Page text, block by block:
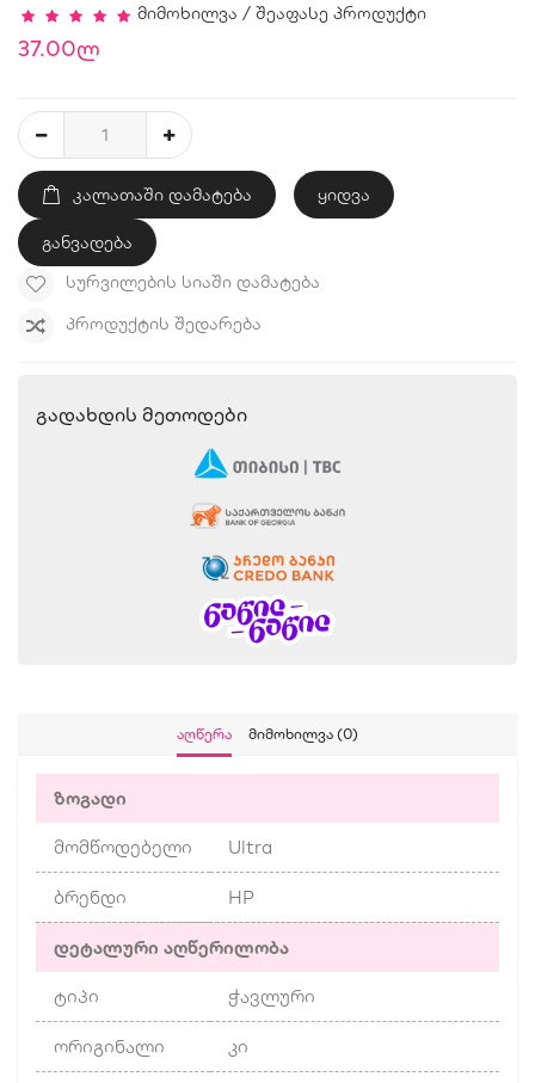
მიმოხილვა / შეაფასე პროდუქტი
37.00ლ
ᲙᲐᲚᲐᲗᲐᲨᲘ ᲓᲐᲛᲐᲢᲔᲑᲐ ყიდვა
განვადება
ᲡᲣᲠᲕᲘᲚᲔᲑᲘᲡ ᲡᲘᲐᲨᲘ ᲓᲐᲛᲐᲢᲔᲑᲐ
ᲞᲠᲝᲓᲣᲥᲢᲘᲡ ᲨᲔᲓᲐᲠᲔᲑᲐ
Გადახდის Მეთოდები
Აღწერა Მიმოხილვა (0)
ზოგადი
მომწოდებელი Ultra
ბრენდი HP
დეტალური აღწერილობა
ტიპი ჭავლური
ორიგინალი კი